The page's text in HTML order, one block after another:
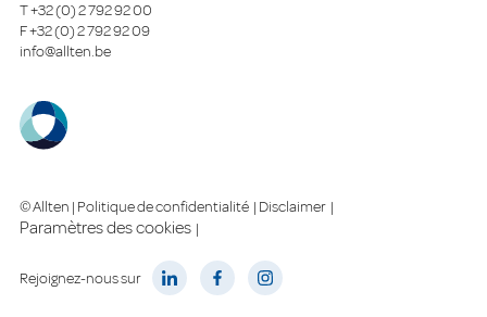
T+32 (0) 2 792 92 00
F+32 (0) 2 792 92 09
info@allten.be
© Allten | Politique de confidentialité | Disclaimer |
Paramètres des cookies |
Rejoignez-nous sur